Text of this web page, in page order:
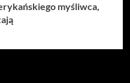
myśliwca,